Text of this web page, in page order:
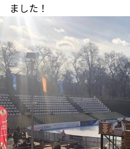
ました！